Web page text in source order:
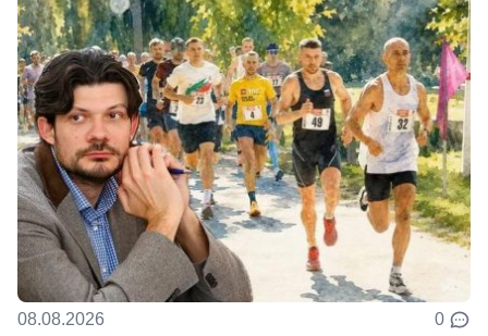
08.08.2026 0